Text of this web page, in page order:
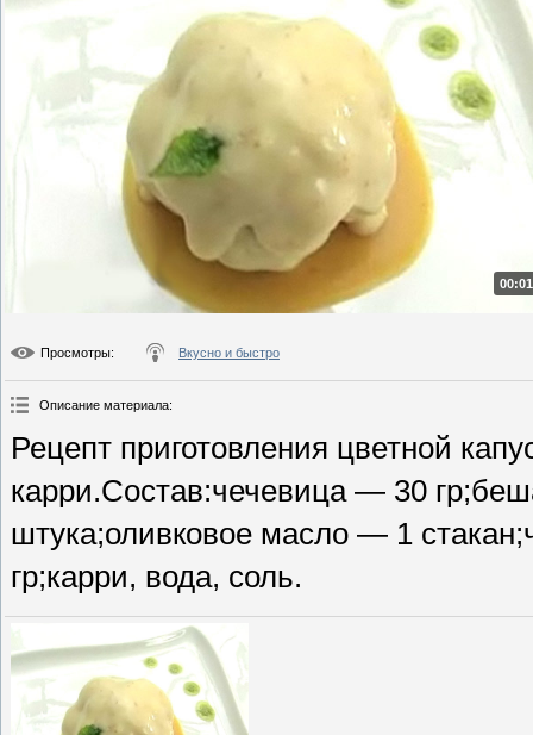
Просмотры: Вкусно и быстро
Описание материала:
Рецепт приготовления цветной
карри.Состав:чечевица — 30
штука;оливковое масло — 1
гр;карри, вода, соль.